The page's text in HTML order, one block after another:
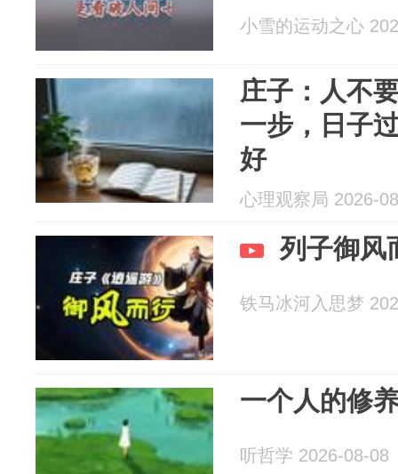
小雪的运动之心
庄子：人不
一步，日子
好
心理观察局 2026-
列子御风
铁马冰河入思梦
一个人的修
听哲学 2026-08-08